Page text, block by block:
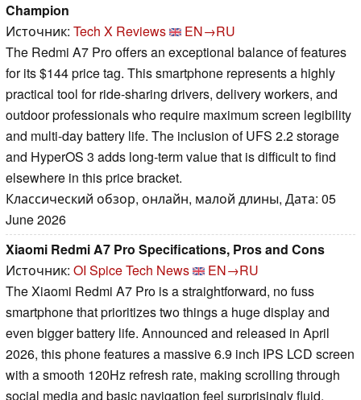
Champion
Источник: Tech X Reviews
EN→RU
The Redmi A7 Pro offers an exceptional balance of features
for its $144 price tag. This smartphone represents a highly
practical tool for ride-sharing drivers, delivery workers, and
outdoor professionals who require maximum screen legibility
and multi-day battery life. The inclusion of UFS 2.2 storage
and HyperOS 3 adds long-term value that is difficult to find
elsewhere in this price bracket.
Классический обзор, онлайн, малой длины, Дата: 05
June 2026
Xiaomi Redmi A7 Pro Specifications, Pros and Cons
Источник: OI Spice Tech News
EN→RU
The Xiaomi Redmi A7 Pro is a straightforward, no fuss
smartphone that prioritizes two things a huge display and
even bigger battery life. Announced and released in April
2026, this phone features a massive 6.9 inch IPS LCD screen
with a smooth 120Hz refresh rate, making scrolling through
social media and basic navigation feel surprisingly fluid.